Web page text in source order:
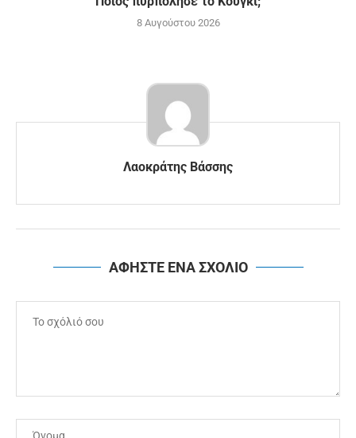
8 Αυγούστου 2026
Λαοκράτης Βάσσης
ΑΦΗΣΤΕ ΕΝΑ ΣΧΟΛΙΟ